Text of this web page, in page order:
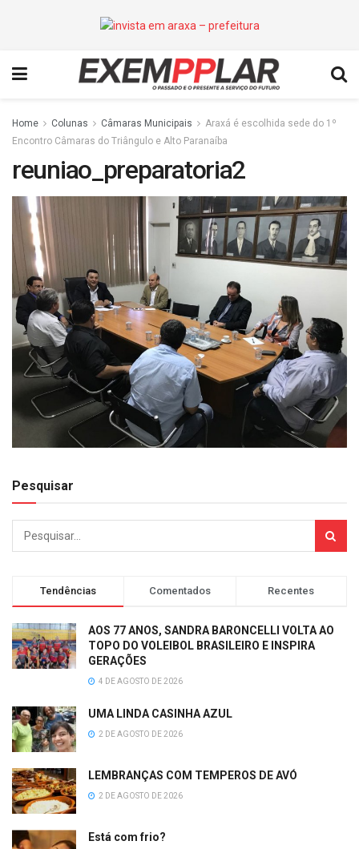
Home Colunas Câmaras Municipais
Araxá é escolhida sede do 1º
Encontro Câmaras do Triângulo e Alto Paranaíba
reuniao_preparatoria2
Pesquisar
Tendências Comentados Recentes
AOS 77 ANOS, SANDRA BARONCELLI VOLTA AO
TOPO DO VOLEIBOL BRASILEIRO E INSPIRA
GERAÇÕES
4 DE AGOSTO DE 2026
UMA LINDA CASINHA AZUL
2 DE AGOSTO DE 2026
LEMBRANÇAS COM TEMPEROS DE AVÓ
2 DE AGOSTO DE 2026
Está com frio?